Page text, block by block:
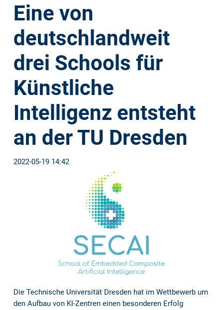
Eine von
deutschlandweit
drei Schools für
Künstliche
Intelligenz entsteht
an der TU Dresden
2022-05-19 14:42
Die Technische Universität Dresden hat im Wettbewerb um
den Aufbau von KI-Zentren einen besonderen Erfolg